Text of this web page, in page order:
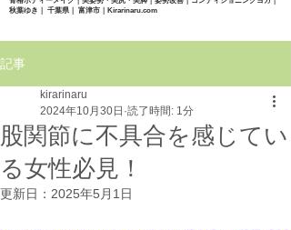
秋葉ゆき｜ 千葉県｜ 富津市｜Kirarinaru.com
記事
股関節に不具合を感じてい
る女性必見！⁡
kirarinaru
2024年10月30日 読了時間: 1分
更新日： 2025年5月1日